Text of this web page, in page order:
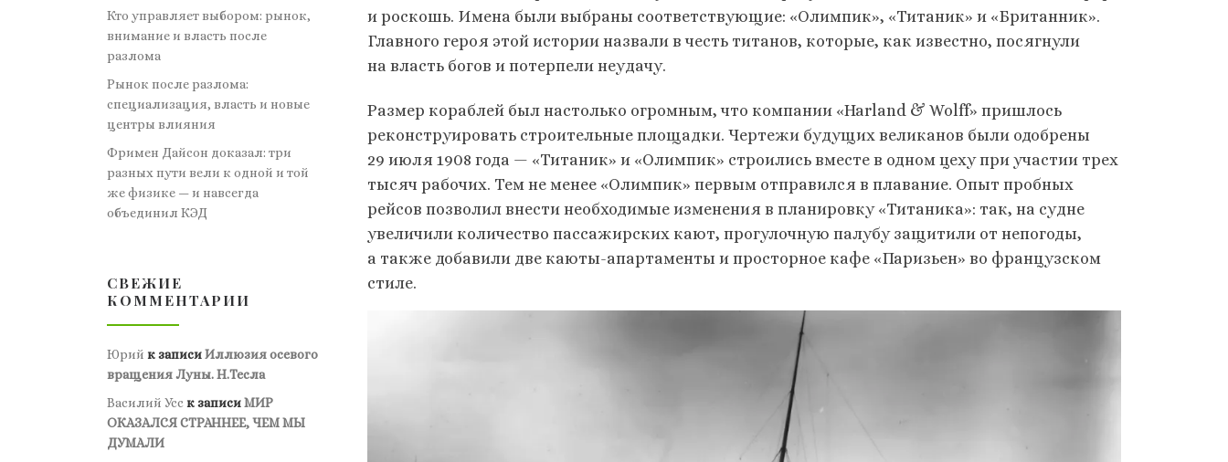
и роскошь. Имена были выбраны соответствующие: «Олимпик», «Титаник» и «Британник».
Главного героя этой истории назвали в честь титанов, которые, как известно, посягнули
на власть богов и потерпели неудачу.
Размер кораблей был настолько огромным, что компании «Harland & Wolff» пришлось
реконструировать строительные площадки. Чертежи будущих великанов были одобрены
29 июля 1908 года — «Титаник» и «Олимпик» строились вместе в одном цеху при участии трех
тысяч рабочих. Тем не менее «Олимпик» первым отправился в плавание. Опыт пробных
рейсов позволил внести необходимые изменения в планировку «Титаника»: так, на судне
увеличили количество пассажирских кают, прогулочную палубу защитили от непогоды,
а также добавили две каюты-апартаменты и просторное кафе «Паризьен» во французском
стиле.
Кто управляет выбором: рынок,
внимание и власть после
разлома
Рынок после разлома:
специализация, власть и новые
центры влияния
Фримен Дайсон доказал: три
разных пути вели к одной и той
же физике — и навсегда
объединил КЭД
СВЕЖИЕ
КОММЕНТАРИИ
Юрий к записиИллюзия осевого
вращения Луны. Н.Тесла
Василий Усс к записиМИР
ОКАЗАЛСЯ СТРАННЕЕ, ЧЕМ МЫ
ДУМАЛИ